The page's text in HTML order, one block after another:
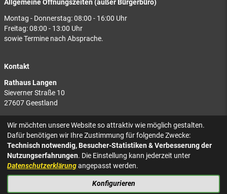
Allgemeine Öffnungszeiten (außer Bürgerbüro)
Montag - Donnerstag: 08:00 - 16:00 Uhr
Freitag: 08:00 - 13:00 Uhr
sowie Termine nach Absprache.
Kontakt
Rathaus Langen
Sieverner Straße 10
27607 Geestland
Rathaus Bad Bederkesa
Am Markt 8
27624 Geestland
Tel.: 04743 937-2300
KONTAKT NACH OBEN
Wir möchten unsere Website so attraktiv wie möglich gestalten.
Dafür benötigen wir Ihre Zustimmung für folgende Zwecke:
Technisch notwendig, Besucher-Statistiken & Verbesserung der
Nutzungserfahrungen. Die Einstellung kann jederzeit unter
Datenschutzerklärungangepasst werden.
Konfigurieren